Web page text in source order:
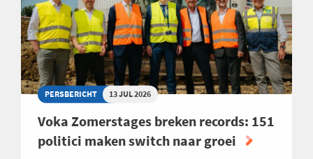
PERSBERICHT 13 JUL 2026
Voka Zomerstages breken records: 151
politici maken switch naar groei